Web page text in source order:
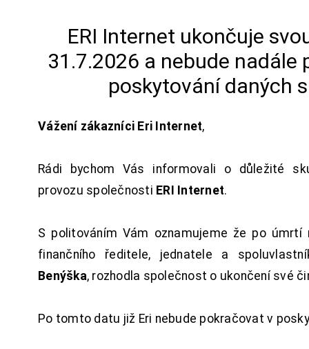
ERI Internet ukončuje
31.7.2026 a nebude nadále
poskytování daných
Vážení zákazníci Eri Internet,
Rádi bychom Vás informovali o důležité
provozu společnosti ERI Internet.
S politováním Vám oznamujeme že po úmrtí
finančního ředitele, jednatele a
Benýška, rozhodla společnost o ukončení své
Po tomto datu již Eri nebude pokračovat v